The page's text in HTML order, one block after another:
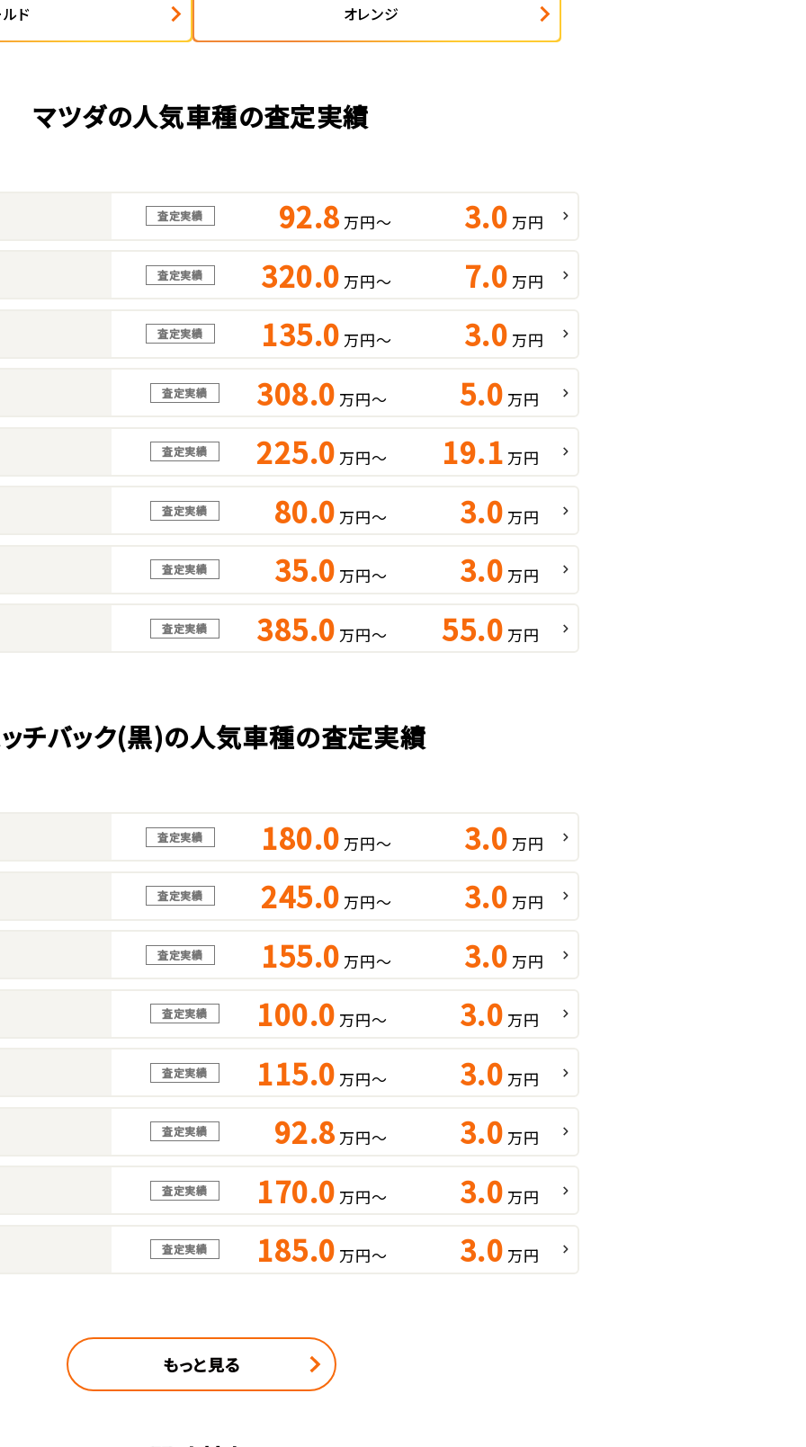
ド オレンジ
マツダの人気車種の査定実績
査定実績 92.8 万円～ 3.0 万円
査定実績 320.0 万円～ 7.0 万円
査定実績 135.0 万円～ 3.0 万円
査定実績 308.0 万円～ 5.0 万円
査定実績 225.0 万円～ 19.1 万円
査定実績 80.0 万円～ 3.0 万円
査定実績 35.0 万円～ 3.0 万円
査定実績 385.0 万円～ 55.0 万円
チバック(黒)の人気車種の査定実績
査定実績 180.0 万円～ 3.0 万円
査定実績 245.0 万円～ 3.0 万円
査定実績 155.0 万円～ 3.0 万円
査定実績 100.0 万円～ 3.0 万円
査定実績 115.0 万円～ 3.0 万円
査定実績 92.8 万円～ 3.0 万円
査定実績 170.0 万円～ 3.0 万円
査定実績 185.0 万円～ 3.0 万円
もっと見る